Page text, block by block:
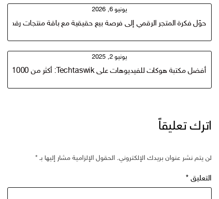
يونيو 6, 2026
حوّل فكرة المتجر الرقمي إلى فرصة بيع حقيقية مع باقة منتجات رقمية
يونيو 2, 2025
أفضل مكتبة هوكات للفيديوهات على Techtaswik: أكثر من 1000 باقة من Transitional Hooks
اترك تعليقاً
لن يتم نشر عنوان بريدك الإلكتروني. الحقول الإلزامية مشار إليها بـ*
التعليق *